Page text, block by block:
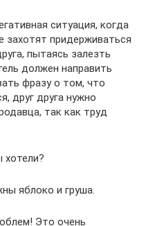
ситуация, когда
захотят придерживаться
пытаясь залезть
должен направить
фразу о том, что
друг друга нужно
так как труд
хотели?
яблоко и груша.
Это очень